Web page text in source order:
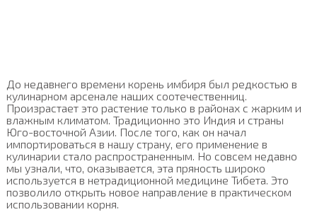
До недавнего времени корень имбиря был редкостью в
кулинарном арсенале наших соотечественниц.
Произрастает это растение только в районах с жарким и
влажным климатом. Традиционно это Индия и страны
Юго-восточной Азии. После того, как он начал
импортироваться в нашу страну, его применение в
кулинарии стало распространенным. Но совсем недавно
мы узнали, что, оказывается, эта пряность широко
используется в нетрадиционной медицине Тибета. Это
позволило открыть новое направление в практическом
использовании корня.